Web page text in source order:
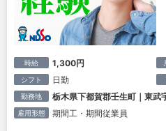
時給 1,300円
シフト 日勤
勤務地 栃木県下都賀郡壬生町｜東
雇用形態 期間工・期間従業員